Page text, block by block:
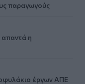
παραγωγούς
απαντά η
έργων ΑΠΕ